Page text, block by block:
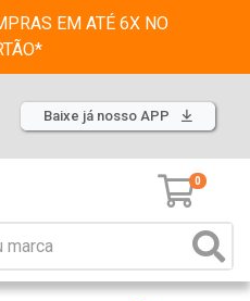
EM ATÉ 6X NO
Baixe já nosso APP
0